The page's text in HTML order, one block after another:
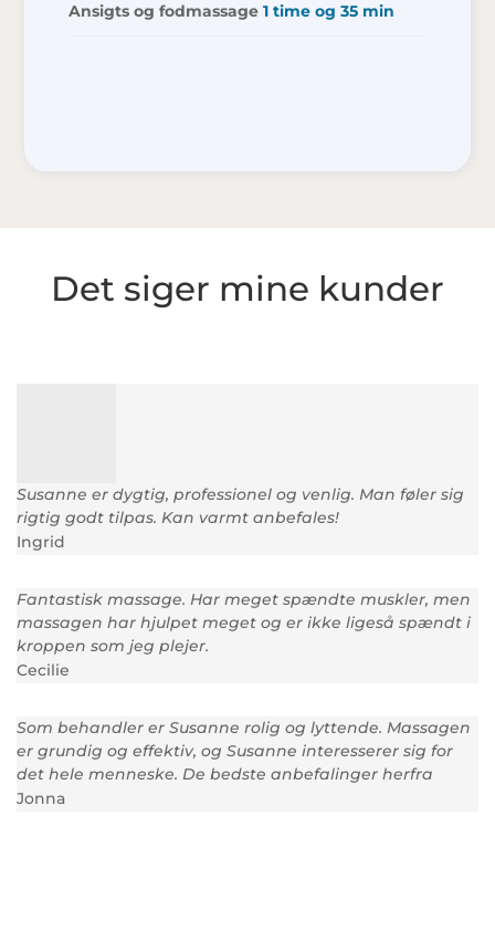
Ansigts og fodmassage1 time og 35 min
Det siger mine kunder
Susanne er dygtig, professionel og venlig. Man føler sig
rigtig godt tilpas. Kan varmt anbefales!
Ingrid
Fantastisk massage. Har meget spændte muskler, men
massagen har hjulpet meget og er ikke ligeså spændt i
kroppen som jeg plejer.
Cecilie
Som behandler er Susanne rolig og lyttende. Massagen
er grundig og effektiv, og Susanne interesserer sig for
det hele menneske. De bedste anbefalinger herfra
Jonna